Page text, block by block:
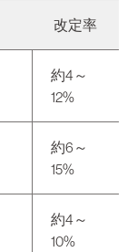
改定率
約4～
12%
約6～
15%
約4～
10%